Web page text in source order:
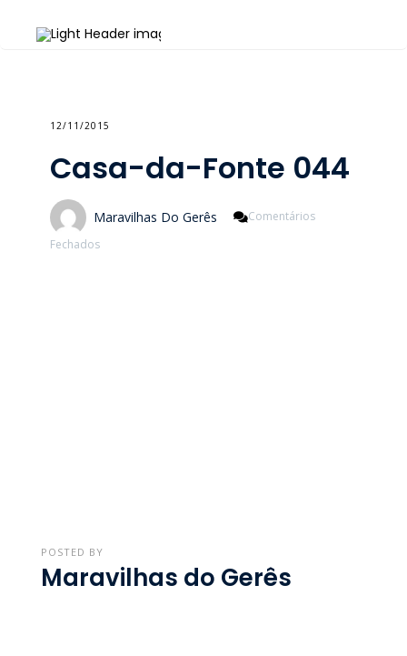
12/11/2015
Casa-da-Fonte 044
Maravilhas Do Gerês
Comentários
FechadosEm
POSTED BY
Maravilhas do Gerês